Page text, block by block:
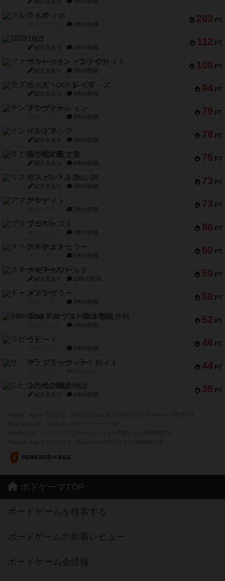
203 PT
クルティボ
1件の投稿
112 PT
1809
紹介文あり 1件の投稿
108 PT
ファースト・イン・フライト
紹介文あり 3件の投稿
94 PT
モズビ－ズ・レイダ－ズ
紹介文あり 1件の投稿
79 PT
テンプテーション
2件の投稿
78 PT
インドネシア
紹介文あり 2件の投稿
75 PT
宵と暁の呪文書
紹介文あり 8件の投稿
73 PT
リスボン・トラム 28
紹介文あり 9件の投稿
73 PT
アマナイト
1件の投稿
66 PT
ブラヴェスト
1件の投稿
60 PT
スペクタキュラー
1件の投稿
59 PT
スモールワールド
紹介文あり 13件の投稿
58 PT
ギャンブラー
2件の投稿
52 PT
Bitter End ブタペスト救出作戦
1件の投稿
46 PT
ラピード
1件の投稿
44 PT
ザ・フラッフィー・ライト
39 PT
ふたつの城の物語
紹介文あり 6件の投稿
ボドゲーマTOP
ボードゲームを検索する
ボードゲームの新着レビュー
ボードゲーム会情報